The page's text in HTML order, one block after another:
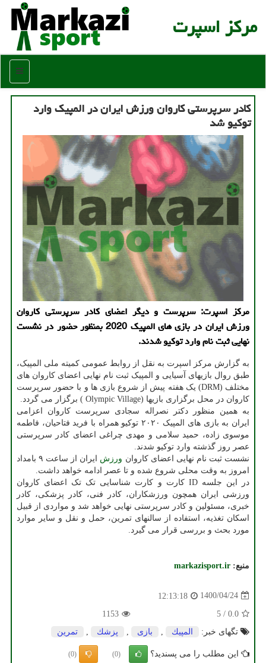
مركز اسپرت
منو
كادر سرپرستی كاروان ورزش ایران در المپیك وارد
توكیو شد
مرکز اسپرت: سرپرست و دیگر اعضای کادر سرپرستی کاروان
ورزش ایران در بازی های المپیک 2020 بمنظور حضور در نشست
نهایی ثبت نام وارد توکیو شدند.
به گزارش مرکز اسپرت به نقل از روابط عمومی کمیته ملی المپیک،
طبق روال بازیهای آسیایی و المپیک ثبت نام نهایی اعضای کاروان های
مختلف (DRM) یک هفته پیش از شروع بازی ها و با حضور سرپرست
کاروان در محل برگزاری بازیها (Olympic Village ) برگزار می گردد.
به همین منظور دکتر نصراله سجادی سرپرست کاروان اعزامی
ایران به بازی های المپیک ۲۰۲۰ توکیو همراه با فرید فتاحیان، فاطمه
موسوی زاده، حمید سلامی و مهدی چراغی اعضای کادر سرپرستی
عصر روز گذشته وارد توکیو شدند.
نشست ثبت نام نهایی اعضای کاروان ورزش
ایران از ساعت ۹ بامداد
امروز به وقت محلی شروع شده و تا عصر ادامه خواهد داشت.
در این جلسه ID کارت و کارت شناسایی تک تک اعضای کاروان
ورزشی ایران همچون ورزشکاران، کادر فنی، کادر پزشکی، کادر
خبری، مسئولین و کادر سرپرستی نهایی خواهد شد و مواردی از قبیل
اسکان تغذیه، استفاده از سالنهای تمرین، حمل و نقل و سایر موارد
مورد بحث و بررسی قرار می گیرد.
منبع: markazisport.ir
1400/04/24
12:13:18
0.0
/
5
1153
تگهای خبر:
المپیك بازی پزشك تمرین
این مطلب را می پسندید؟ (0)
(0)